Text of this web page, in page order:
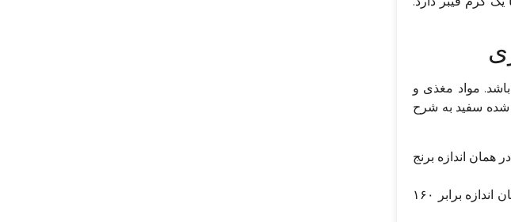
مواد مغذی و
ای در مقایسه با ۴۵ گرم برنج پخته شده سفید به شرح
که در همان اندازه برنج
کالری برنج سفید پخته شده ۱۷۰ است. در حالی که کالری برای برنج قهوه‌ ای در همان اندازه برابر ۱۶۰